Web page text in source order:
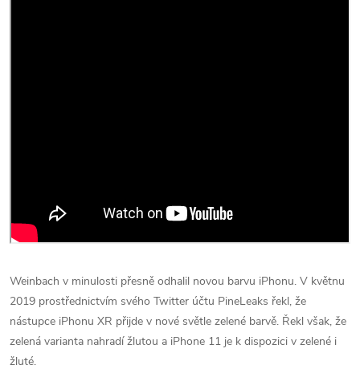
Weinbach v minulosti přesně odhalil novou barvu iPhonu. V květnu
2019 prostřednictvím svého Twitter účtu PineLeaks řekl, že
nástupce iPhonu XR přijde v nové světle zelené barvě. Řekl však, že
zelená varianta nahradí žlutou a iPhone 11 je k dispozici v zelené i
žluté.